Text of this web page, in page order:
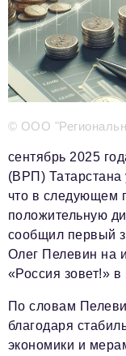
Видео
Телефон
Электронные
info@business-
Отдел рекламы
reklama@business-
Отдел
podpiska@business-
Отдел по работе с
partner@business-
© ООО
сентябрь 2025
(ВРП) Татарстана
что в следующем
положительную
сообщил первый
Олег Пелевин на
«Россия зовет!» в
По словам
благодаря
экономики и